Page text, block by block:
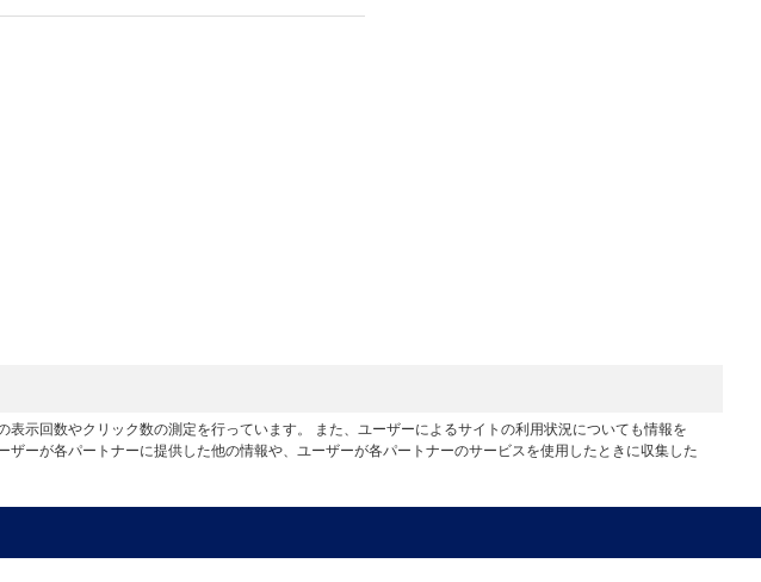
示回数やクリック数の測定を行っています。 また、ユーザーによるサイトの利用状況についても情報を
ーが各パートナーに提供した他の情報や、ユーザーが各パートナーのサービスを使用したときに収集した